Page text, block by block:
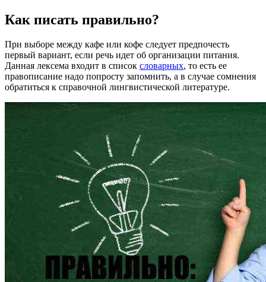
Как писать правильно?
При выборе между кафе или кофе следует предпочесть
первый вариант, если речь идет об организации питания.
Данная лексема входит в список словарных, то есть ее
правописание надо попросту запомнить, а в случае сомнения
обратиться к справочной лингвистической литературе.